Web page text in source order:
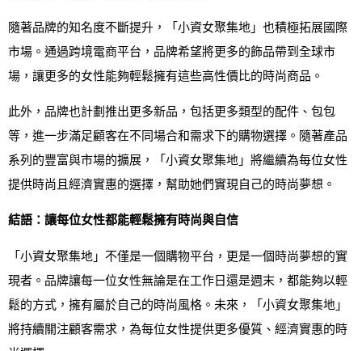
隨著品牌的知名度不斷提升，「小資女聚集地」也積極拓展國際
市場。通過跨境電商平台，品牌希望將更多的飾品帶到全球市
場，讓更多的女性能夠輕鬆擁有這些高性價比的時尚商品。
此外，品牌也計劃推出更多新品，包括更多類型的配件、包包
等，進一步滿足顧客在不同場合和需求下的購物選擇。隨著產品
系列的豐富與市場的擴展，「小資女聚集地」將繼續為每位女性
提供時尚且經濟實惠的選擇，幫助她們實現自己的時尚夢想。
結語：讓每位女性都能輕鬆擁有時尚與自信
「小資女聚集地」不僅是一個購物平台，更是一個時尚夢想的實
現者。品牌讓每一位女性無論是在工作日還是週末，都能夠以輕
鬆的方式，擁有屬於自己的時尚風格。未來，「小資女聚集地」
將持續關注顧客需求，為每位女性提供更多優質、經濟實惠的時